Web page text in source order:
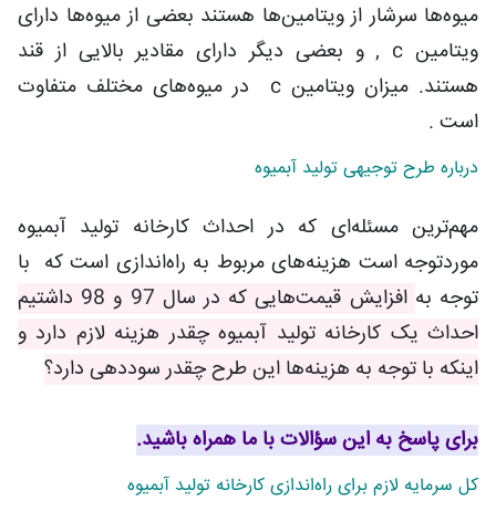
میوه‌ها سرشار از ویتامین‌ها هستند بعضی از میوه‌ها دارای
ویتامین c , و بعضی دیگر دارای مقادیر بالایی از قند
هستند. میزان ویتامین c در میوه‌های مختلف متفاوت
است .
درباره طرح توجیهی تولید آبمیوه
مهم‌ترین مسئله‌ای که در احداث کارخانه تولید آبمیوه
موردتوجه است هزینه‌های مربوط به راه‌اندازی است که با
توجه به
افزایش قیمت‌هایی که در سال 97 و 98 داشتیم
احداث یک کارخانه تولید آبمیوه چقدر هزینه لازم دارد و
اینکه با توجه به هزینه‌ها این طرح چقدر سوددهی دارد؟
برای پاسخ به این سؤالات با ما همراه باشید.
کل سرمایه لازم برای راه‌اندازی کارخانه تولید آبمیوه